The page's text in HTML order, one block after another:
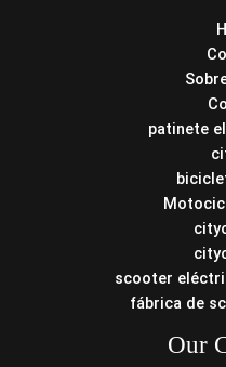
patinete
scooter
fábrica de
Our